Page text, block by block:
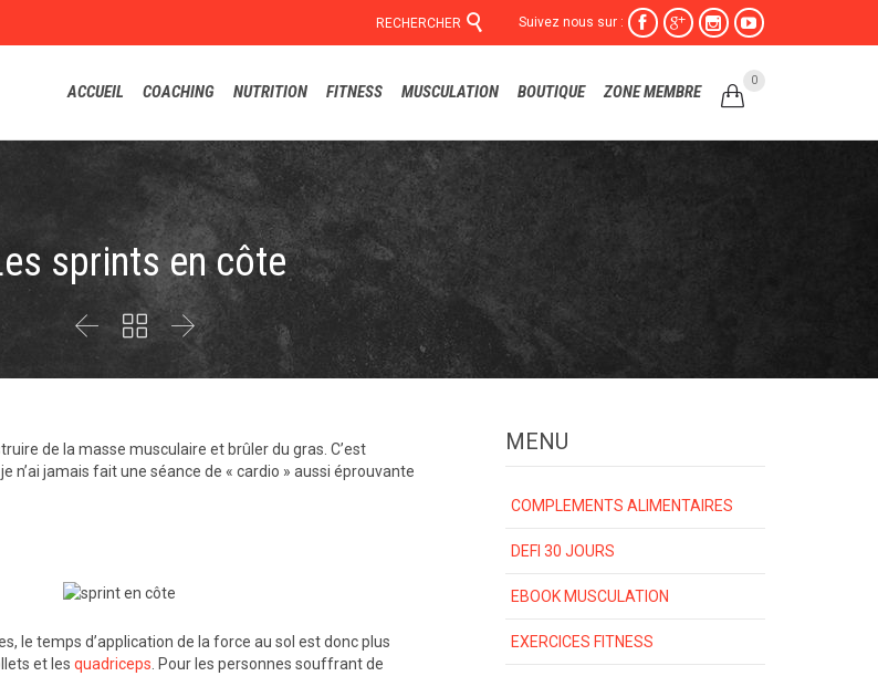
RECHERCHER  Suivez nous sur :    
to
ACCUEIL COACHING NUTRITION FITNESS MUSCULATION BOUTIQUE ZONE MEMBRE 
0
sprints en côte
  
de la masse musculaire et brûler du gras. C’est
n’ai jamais fait une séance de « cardio » aussi éprouvante
le temps d’application de la force au sol est donc plus
et les quadriceps . Pour les personnes souffrant de
MENU
COMPLEMENTS ALIMENTAIRES
DEFI 30 JOURS
EBOOK MUSCULATION
EXERCICES FITNESS